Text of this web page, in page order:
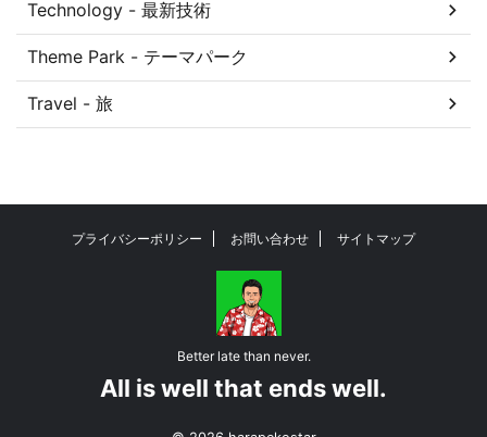
Technology - 最新技術
Theme Park - テーマパーク
Travel - 旅
プライバシーポリシー お問い合わせ サイトマップ
Better late than never.
All is well that ends well.